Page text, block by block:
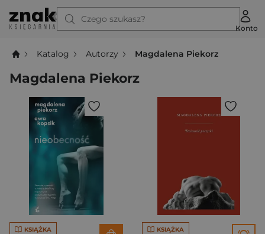
Czego szukasz?
Konto
Katalog Autorzy Magdalena Piekorz
Magdalena Piekorz
KSIĄŻKA KSIĄŻKA